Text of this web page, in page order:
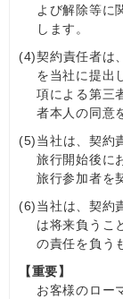
よび解除等に
します。
(4)契約責任者は
を当社に提出
項による第三
者本人の同意
(5)当社は、契約
旅行開始後に
旅行参加者を
(6)当社は、契約
は将来負うこ
の責任を負う
【重要】
お客様のロー